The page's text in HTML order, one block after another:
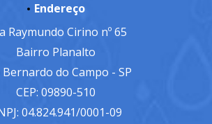
Endereço
Raymundo Cirino nº 65
Bairro Planalto
Bernardo do Campo - SP
CEP: 09890-510
04.824.941/0001-09